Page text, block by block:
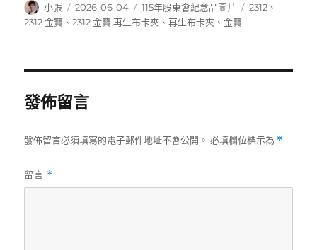
作
者
小張
發
佈
2026-06-04
分
類
115年股東會紀念品圖片
標
2312 、
2312 金寶 、2312 金寶 再生布卡夾 、再生布卡夾 、金寶
發佈留言
發佈留言必須填寫的電子郵件地址不會公開。 必填欄位標示為 *
留言 *